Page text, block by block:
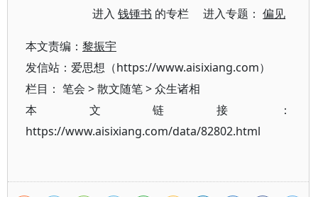
进入钱锺书 的专栏 进入专题：偏见
本文责编： 黎振宇
发信站：爱思想（https://www.aisixiang.com）
栏目： 笔会 >散文随笔>众生诸相
本文链接：
https://www.aisixiang.com/data/82802.html